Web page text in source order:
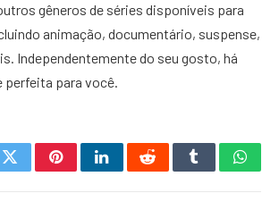
gêneros de séries disponíveis para
animação, documentário, suspense,
Independentemente do seu gosto, há
perfeita para você.
TwitterPinterestLinkedInRedditTumblr